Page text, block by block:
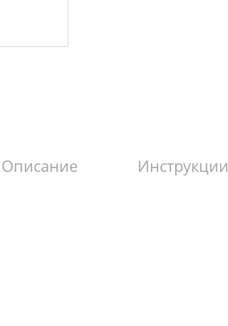
Описание Инструкции